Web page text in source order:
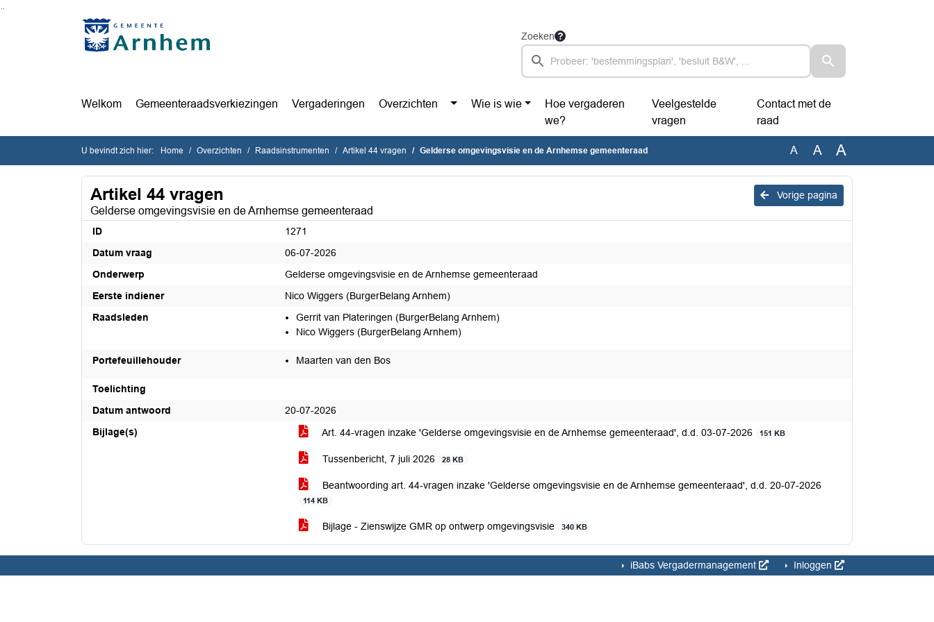
Ga naar de inhoud van deze pagina
Ga naar het zoeken
Ga naar het menu
Zoeken
Welkom Gemeenteraadsverkiezingen Vergaderingen Overzichten Wie is wie
Hoe vergaderen
we?
Veelgestelde
vragen
Contact met de
raad
U bevindt zich hier: Home Overzichten Raadsinstrumenten Artikel 44 vragen Gelderse omgevingsvisie en de Arnhemse gemeenteraad A A A
Vorige pagina
Artikel 44 vragen
Gelderse omgevingsvisie en de Arnhemse gemeenteraad
ID
1271
Datum vraag
06-07-2026
Onderwerp
Gelderse omgevingsvisie en de Arnhemse gemeenteraad
Eerste indiener
Nico Wiggers (BurgerBelang Arnhem)
Raadsleden
Gerrit van Plateringen (BurgerBelang Arnhem)
Nico Wiggers (BurgerBelang Arnhem)
Portefeuillehouder Maarten van den Bos
Toelichting
Datum antwoord
20-07-2026
Bijlage(s)
Art. 44-vragen inzake 'Gelderse omgevingsvisie en de Arnhemse gemeenteraad', d.d. 03-07-2026 151 KB
Tussenbericht, 7 juli 2026 28 KB
Beantwoording art. 44-vragen inzake 'Gelderse omgevingsvisie en de Arnhemse gemeenteraad', d.d. 20-07-2026
114 KB
Bijlage - Zienswijze GMR op ontwerp omgevingsvisie 340 KB
iBabs Vergadermanagement Inloggen